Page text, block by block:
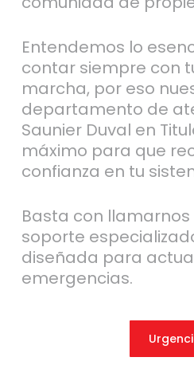
Entendemos lo
contar siempre con
marcha, por eso
departamento de
Saunier Duval en
máximo para que
confianza en tu
Basta con
soporte
diseñada para
emergencias.